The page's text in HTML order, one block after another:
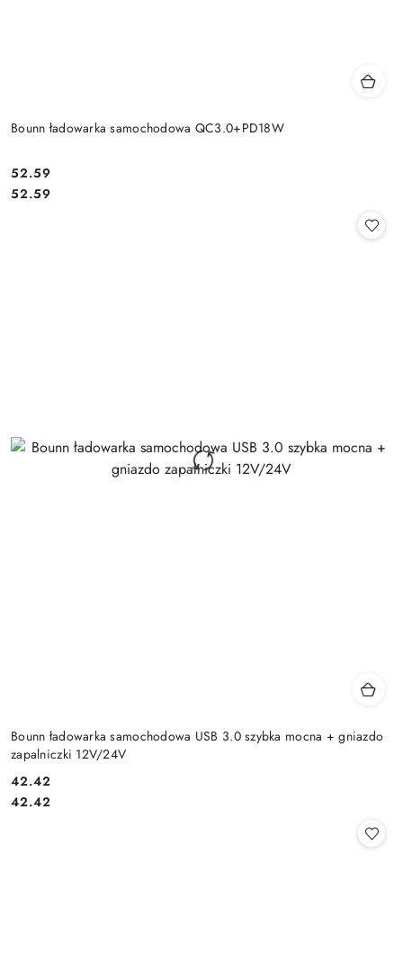
Bounn ładowarka samochodowa QC3.0+PD18W
Cena:
52.59
Cena:
52.59
Bounn ładowarka samochodowa USB 3.0 szybka mocna + gniazdo
zapalniczki 12V/24V
Cena:
42.42
Cena:
42.42